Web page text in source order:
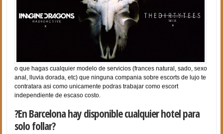
o que hagas cualquier modelo de servicios (frances natural, sado, sexo
anal, lluvia dorada, etc) que ninguna compania sobre escorts de lujo te
contratara asi­ como unicamente podras trabajar como escort
independiente de escaso costo.
?En Barcelona hay disponible cualquier hotel para
solo follar?